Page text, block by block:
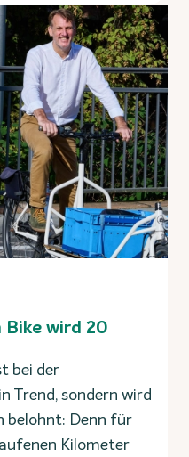
Bike wird 20
bei der
Trend, sondern wird
belohnt: Denn für
Kilometer